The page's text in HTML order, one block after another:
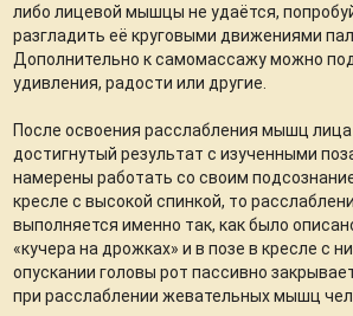
либо лицевой мышцы не удаётся,
разгладить её круговыми движениями
Дополнительно к самомассажу можно
удивления, радости или другие.
После освоения расслабления мышц
достигнутый результат с изученными
намерены работать со своим
кресле с высокой спинкой, то
выполняется именно так, как было
«кучера на дрожках» и в позе в кресле с
опускании головы рот пассивно
при расслаблении жевательных мышц